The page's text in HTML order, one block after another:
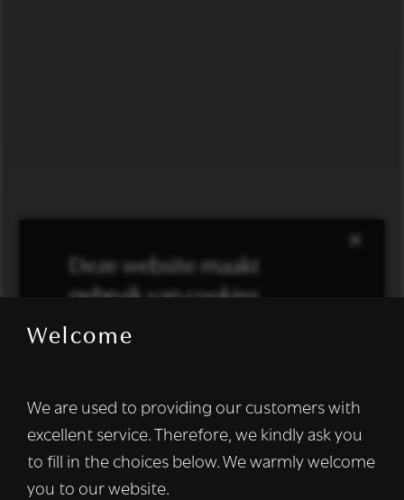
Welcome
We are used to providing our customers with
excellent service. Therefore, we kindly ask you
to fill in the choices below. We warmly welcome
you to our website.
×
Deze website maakt
gebruik van cookies.
We gebruiken cookies om inhoud en
informatie over uw gebruik van onze site
met onze advertentie- en analysepartners,
die deze kunnen combineren met andere
informatie die u aan hen heeft verstrekt of